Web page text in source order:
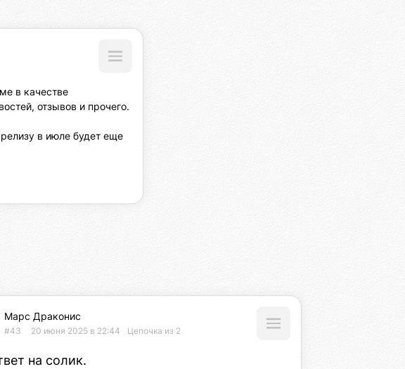
в качестве
отзывов и прочего.
в июле будет еще
Марс Драконис
#43 20 июня 2025 в 22:44 Цепочка из 2
на солик.